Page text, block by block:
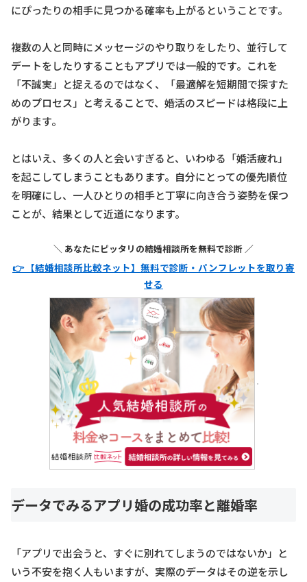
にぴったりの相手に見つかる確率も上がるということです。
複数の人と同時にメッセージのやり取りをしたり、並行して
デートをしたりすることもアプリでは一般的です。これを
「不誠実」と捉えるのではなく、「最適解を短期間で探すた
めのプロセス」と考えることで、婚活のスピードは格段に上
がります。
とはいえ、多くの人と会いすぎると、いわゆる「婚活疲れ」
を起こしてしまうこともあります。自分にとっての優先順位
を明確にし、一人ひとりの相手と丁寧に向き合う姿勢を保つ
ことが、結果として近道になります。
＼ あなたにピッタリの結婚相談所を無料で診断 ／
👉 【結婚相談所比較ネット】無料で診断・パンフレットを取り寄
せる
データでみるアプリ婚の成功率と離婚率
「アプリで出会うと、すぐに別れてしまうのではないか」と
いう不安を抱く人もいますが、実際のデータはその逆を示し